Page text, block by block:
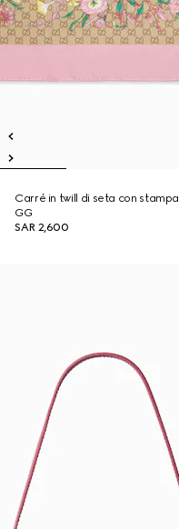
Carré in twill di seta con stampa
GG
SAR 2,600